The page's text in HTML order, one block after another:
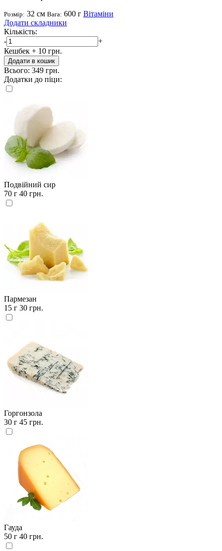
Розмір: 32 см Вага: 600 г Вітаміни
Додати складники
Кількість:
-
+
Кешбек + 10 грн.
Додати в кошик
Всього: 349 грн.
Додатки до піци:
Подвійний сир
70 г 40 грн.
Пармезан
15 г 30 грн.
Горгонзола
30 г 45 грн.
Гауда
50 г 40 грн.